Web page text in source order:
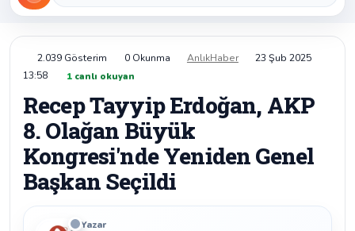
2.039 Gösterim 0 Okunma AnlıkHaber
23 Şub 2025
13:58
1canlı okuyan
Recep Tayyip Erdoğan, AKP
8. Olağan Büyük
Kongresi'nde Yeniden Genel
Başkan Seçildi
Yazar